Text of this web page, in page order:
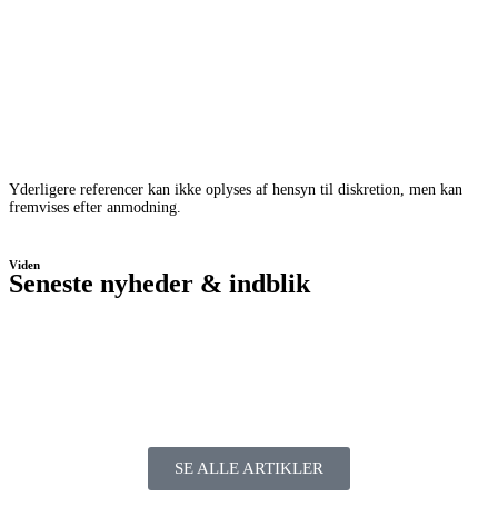
Yderligere referencer kan ikke oplyses af hensyn til diskretion, men kan
fremvises efter anmodning.
Viden
Seneste nyheder & indblik
SE ALLE ARTIKLER